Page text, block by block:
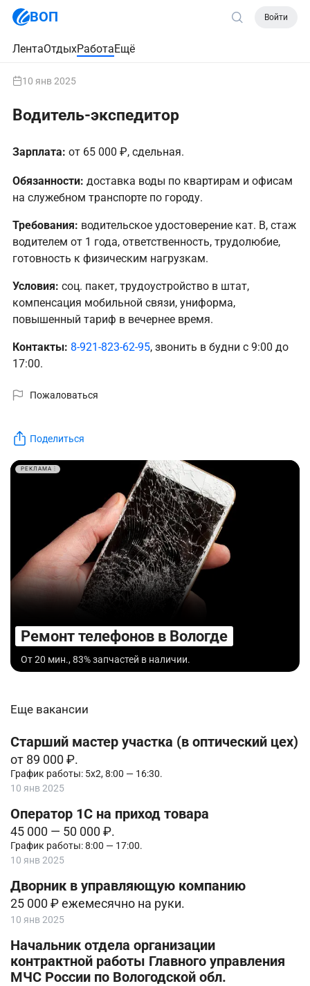
ВОП Войти
ЛентаОтдыхРаботаЕщё
10 янв 2025
Водитель-экспедитор
Зарплата: от 65 000 ₽, сдельная.
Обязанности: доставка воды по квартирам и офисам
на служебном транспорте по городу.
Требования: водительское удостоверение кат. В, стаж
водителем от 1 года, ответственность, трудолюбие,
готовность к физическим нагрузкам.
Условия: соц. пакет, трудоустройство в штат,
компенсация мобильной связи, униформа,
повышенный тариф в вечернее время.
Контакты: 8-921-823-62-95, звонить в будни с 9:00 до
17:00.
Пожаловаться
Поделиться
РЕКЛАМА
Ремонт телефонов в Вологде
От 20 мин., 83% запчастей в наличии.
Еще вакансии
Старший мастер участка (в оптический цех)
от 89 000 ₽.
График работы: 5х2, 8:00 — 16:30.
10 янв 2025
Оператор 1С на приход товара
45 000 — 50 000 ₽.
График работы: 8:00 — 17:00.
10 янв 2025
Дворник в управляющую компанию
25 000 ₽ ежемесячно на руки.
10 янв 2025
Начальник отдела организации
контрактной работы Главного управления
МЧС России по Вологодской обл.